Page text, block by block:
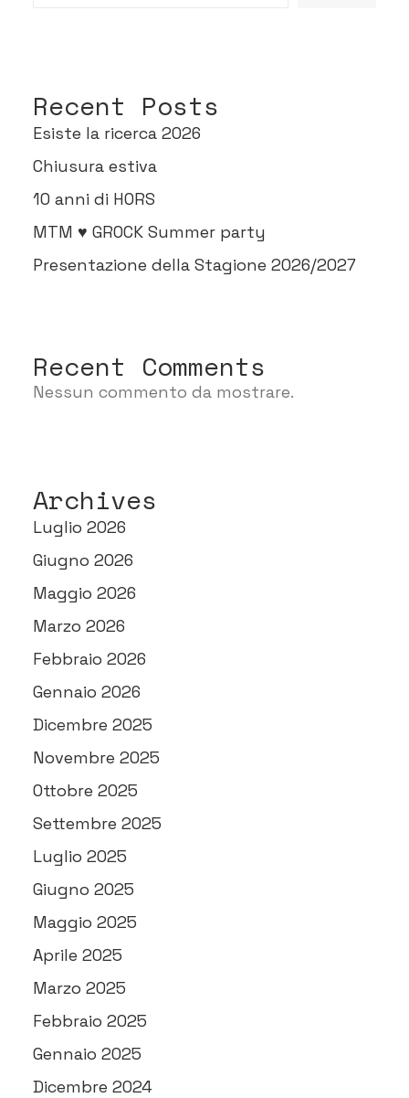
Recent Posts
Esiste la ricerca 2026
Chiusura estiva
10 anni di HORS
MTM ♥ GROCK Summer party
Presentazione della Stagione 2026/2027
Recent Comments
Nessun commento da mostrare.
Archives
Luglio 2026
Giugno 2026
Maggio 2026
Marzo 2026
Febbraio 2026
Gennaio 2026
Dicembre 2025
Novembre 2025
Ottobre 2025
Settembre 2025
Luglio 2025
Giugno 2025
Maggio 2025
Aprile 2025
Marzo 2025
Febbraio 2025
Gennaio 2025
Dicembre 2024